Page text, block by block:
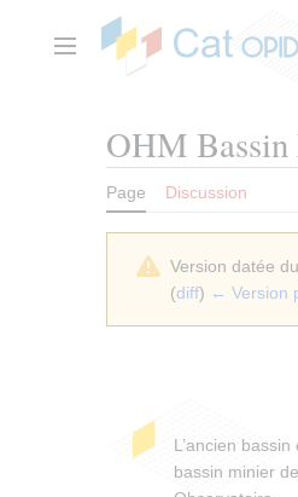
contenuMenu principal
OHM Bassin
Page Discussion
Version datée
(diff) ← Version
L’ancien
bassin minier